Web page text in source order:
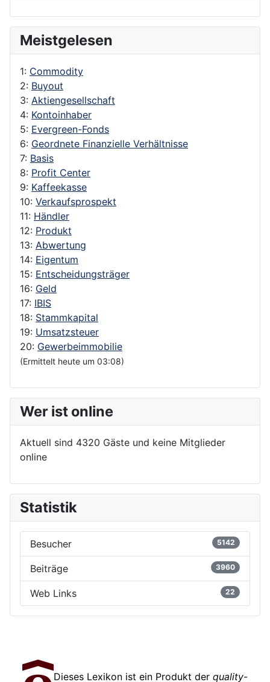
Meistgelesen
1: Commodity
2: Buyout
3: Aktiengesellschaft
4: Kontoinhaber
5: Evergreen-Fonds
6: Geordnete Finanzielle Verhältnisse
7: Basis
8: Profit Center
9: Kaffeekasse
10: Verkaufsprospekt
11: Händler
12: Produkt
13: Abwertung
14: Eigentum
15: Entscheidungsträger
16: Geld
17: IBIS
18: Stammkapital
19: Umsatzsteuer
20: Gewerbeimmobilie
(Ermittelt heute um 03:08)
Wer ist online
Aktuell sind 4320 Gäste und keine Mitglieder
online
Statistik
Besucher 5142
Beiträge 3960
Web Links 22
Dieses Lexikon ist ein Produkt der quality-